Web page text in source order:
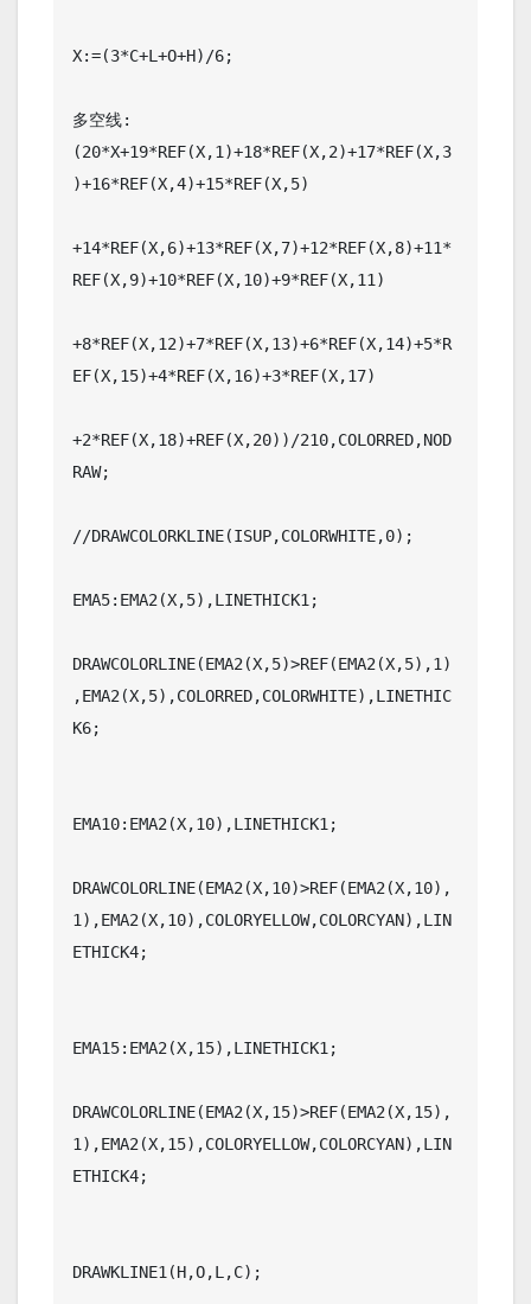
X:=(3*C+L+O+H)/6;
多空线:
(20*X+19*REF(X,1)+18*REF(X,2)+17*REF(X,3
)+16*REF(X,4)+15*REF(X,5)
+14*REF(X,6)+13*REF(X,7)+12*REF(X,8)+11*
REF(X,9)+10*REF(X,10)+9*REF(X,11)
+8*REF(X,12)+7*REF(X,13)+6*REF(X,14)+5*R
EF(X,15)+4*REF(X,16)+3*REF(X,17)
+2*REF(X,18)+REF(X,20))/210,COLORRED,NOD
RAW;
//DRAWCOLORKLINE(ISUP,COLORWHITE,0);
EMA5:EMA2(X,5),LINETHICK1;
DRAWCOLORLINE(EMA2(X,5)>REF(EMA2(X,5),1)
,EMA2(X,5),COLORRED,COLORWHITE),LINETHIC
K6;
EMA10:EMA2(X,10),LINETHICK1;
DRAWCOLORLINE(EMA2(X,10)>REF(EMA2(X,10),
1),EMA2(X,10),COLORYELLOW,COLORCYAN),LIN
ETHICK4;
EMA15:EMA2(X,15),LINETHICK1;
DRAWCOLORLINE(EMA2(X,15)>REF(EMA2(X,15),
1),EMA2(X,15),COLORYELLOW,COLORCYAN),LIN
ETHICK4;
DRAWKLINE1(H,O,L,C);